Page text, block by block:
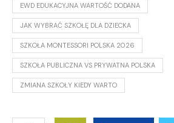
EWD EDUKACYJNA WARTOŚĆ DODANA
JAK WYBRAĆ SZKOŁĘ DLA DZIECKA
SZKOŁA MONTESSORI POLSKA 2026
SZKOŁA PUBLICZNA VS PRYWATNA POLSKA
ZMIANA SZKOŁY KIEDY WARTO